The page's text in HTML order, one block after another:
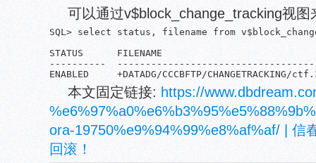
可以通过v$block_change_tracking视图
SQL> select status, filename from
STATUS      FILENAME
----------
ENABLED     +DATADG/CCCBFTP/CHANGETRACKING/
本文固定链接: https://
ora-19750%e9%94%99%e8%af%af/ | 信
回滚！